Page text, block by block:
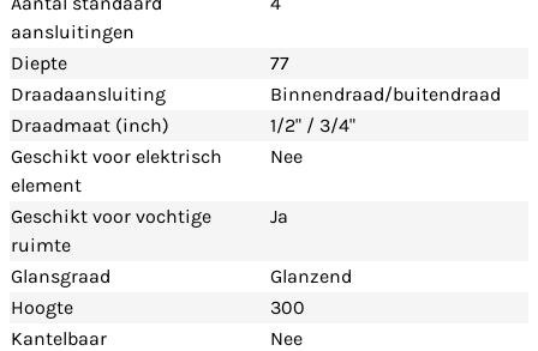
aansluitingen
Diepte
77
Draadaansluiting
Binnendraad/buitendraad
Draadmaat (inch)
1/2" / 3/4"
Geschikt voor elektrisch
element
Nee
Geschikt voor vochtige
ruimte
Ja
Glansgraad
Glanzend
Hoogte
300
Kantelbaar
Nee